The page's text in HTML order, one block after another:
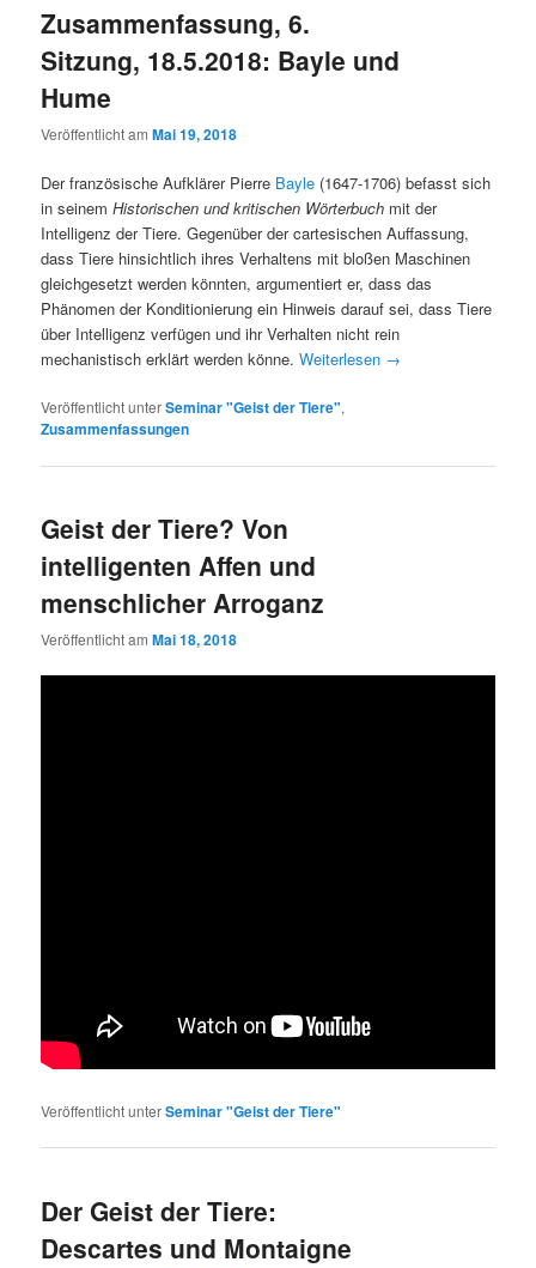
Zusammenfassung, 6.
Sitzung, 18.5.2018: Bayle und
Hume
Veröffentlicht amMai 19, 2018
Der französische Aufklärer Pierre Bayle (1647-1706) befasst sich
in seinemHistorischen und kritischen Wörterbuch mit der
Intelligenz der Tiere. Gegenüber der cartesischen Auffassung,
dass Tiere hinsichtlich ihres Verhaltens mit bloßen Maschinen
gleichgesetzt werden könnten, argumentiert er, dass das
Phänomen der Konditionierung ein Hinweis darauf sei, dass Tiere
über Intelligenz verfügen und ihr Verhalten nicht rein
mechanistisch erklärt werden könne.Weiterlesen →
Veröffentlicht unterSeminar "Geist der Tiere",
Zusammenfassungen
Geist der Tiere? Von
intelligenten Affen und
menschlicher Arroganz
Veröffentlicht amMai 18, 2018
Veröffentlicht unterSeminar "Geist der Tiere"
Der Geist der Tiere:
Descartes und Montaigne